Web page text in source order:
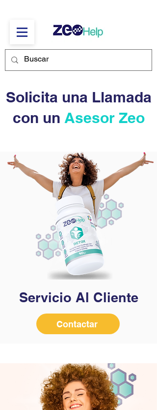
Solicita una Llamada
con un Asesor Zeo
Servicio Al Cliente
Contactar